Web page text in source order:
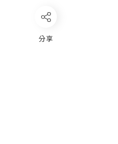
分享